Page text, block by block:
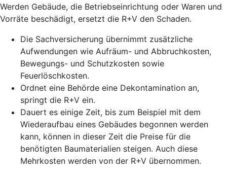
Werden Gebäude, die Betriebseinrichtung oder Waren und
Vorräte beschädigt, ersetzt die R+V den Schaden.
Die Sachversicherung übernimmt zusätzliche
Aufwendungen wie Aufräum- und Abbruchkosten,
Bewegungs- und Schutzkosten sowie
Feuerlöschkosten.
Ordnet eine Behörde eine Dekontamination an,
springt die R+V ein.
Dauert es einige Zeit, bis zum Beispiel mit dem
Wiederaufbau eines Gebäudes begonnen werden
kann, können in dieser Zeit die Preise für die
benötigten Baumaterialien steigen. Auch diese
Mehrkosten werden von der R+V übernommen.